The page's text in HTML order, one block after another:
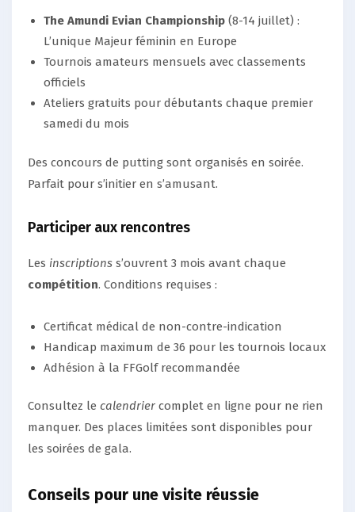
The Amundi Evian Championship (8-14 juillet) :
L’unique Majeur féminin en Europe
Tournois amateurs mensuels avec classements
officiels
Ateliers gratuits pour débutants chaque premier
samedi du mois
Des concours de putting sont organisés en soirée.
Parfait pour s’initier en s’amusant.
Participer aux rencontres
Les inscriptions s’ouvrent 3 mois avant chaque
compétition. Conditions requises :
Certificat médical de non-contre-indication
Handicap maximum de 36 pour les tournois locaux
Adhésion à la FFGolf recommandée
Consultez le calendrier complet en ligne pour ne rien
manquer. Des places limitées sont disponibles pour
les soirées de gala.
Conseils pour une visite réussie